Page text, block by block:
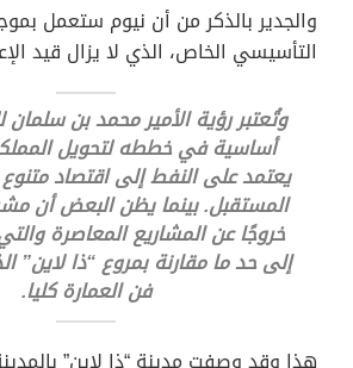
والجدير بالذكر من أن نيوم ستعمل
التأسيسي الخاص، الذي لا يزال قيد
وتُعتبر رؤية الأمير محمد بن سلمان
أساسية في خططه لتحويل
يعتمد على النفط إلى اقتصاد
المستقبل. بينما يظن البعض أن
خروجًا عن المشاريع المعاصرة
إلى حد ما مقارنة بمروع “ذا لاين”
فن العمارة كليا.